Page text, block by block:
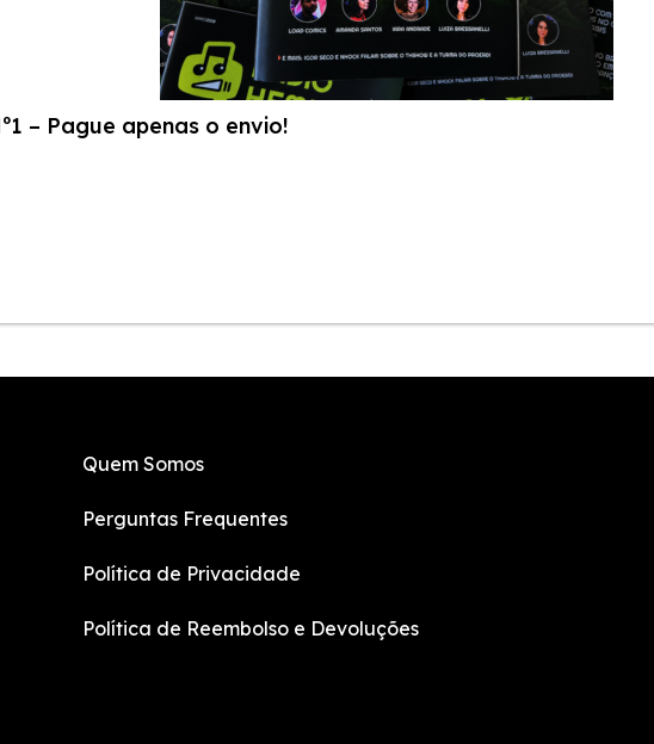
– Pague apenas o envio!
Quem Somos
Perguntas Frequentes
Política de Privacidade
Política de Reembolso e Devoluções